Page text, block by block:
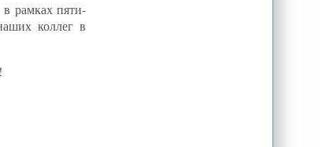
рамках пяти-
коллег в